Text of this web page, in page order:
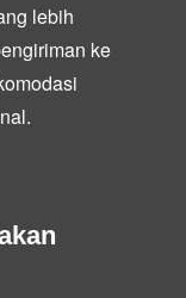
lebih
ke